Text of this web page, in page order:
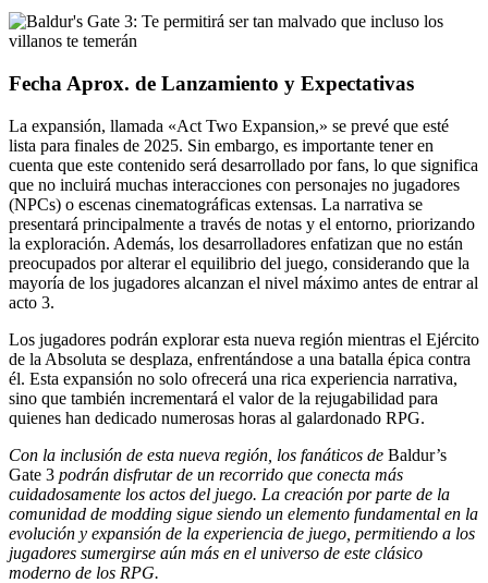
Fecha Aprox. de Lanzamiento y Expectativas
La expansión, llamada «Act Two Expansion,» se prevé que esté
lista para finales de 2025. Sin embargo, es importante tener en
cuenta que este contenido será desarrollado por fans, lo que significa
que no incluirá muchas interacciones con personajes no jugadores
(NPCs) o escenas cinematográficas extensas. La narrativa se
presentará principalmente a través de notas y el entorno, priorizando
la exploración. Además, los desarrolladores enfatizan que no están
preocupados por alterar el equilibrio del juego, considerando que la
mayoría de los jugadores alcanzan el nivel máximo antes de entrar al
acto 3.
Los jugadores podrán explorar esta nueva región mientras el Ejército
de la Absoluta se desplaza, enfrentándose a una batalla épica contra
él. Esta expansión no solo ofrecerá una rica experiencia narrativa,
sino que también incrementará el valor de la rejugabilidad para
quienes han dedicado numerosas horas al galardonado RPG.
Con la inclusión de esta nueva región, los fanáticos de Baldur’s
Gate 3 podrán disfrutar de un recorrido que conecta más
cuidadosamente los actos del juego. La creación por parte de la
comunidad de modding sigue siendo un elemento fundamental en la
evolución y expansión de la experiencia de juego, permitiendo a los
jugadores sumergirse aún más en el universo de este clásico
moderno de los RPG.